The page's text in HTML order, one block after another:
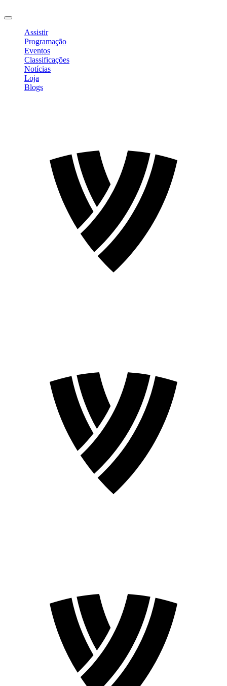
Assistir
Programação
Eventos
Classificações
Notícias
Loja
Blogs